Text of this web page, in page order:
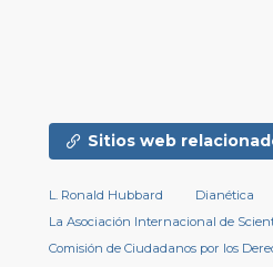
Sitios web
L. Ronald Hubbard Dianética
La Asociación Internacional de
Comisión de Ciudadanos por los